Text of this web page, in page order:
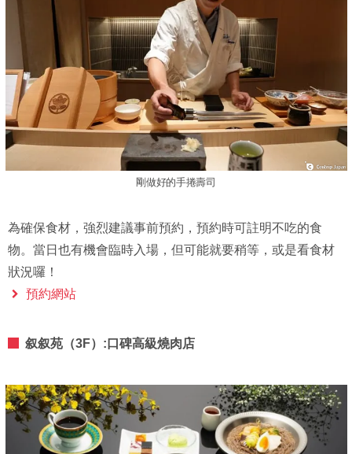
剛做好的手捲壽司
為確保食材，強烈建議事前預約，預約時可註明不吃的食
物。當日也有機會臨時入場，但可能就要稍等，或是看食材
狀況囉！
預約網站
叙叙苑（3F）:口碑高級燒肉店